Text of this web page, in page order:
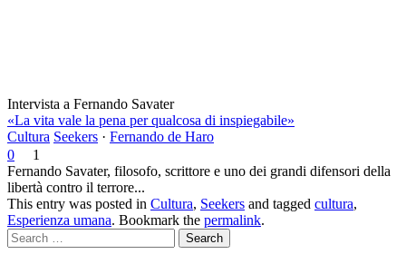
Intervista a Fernando Savater
«La vita vale la pena per qualcosa di inspiegabile»
Cultura Seekers · Fernando de Haro
0
1
Fernando Savater, filosofo, scrittore e uno dei grandi difensori della
libertà contro il terrore...
This entry was posted in Cultura, Seekers and tagged cultura,
Esperienza umana. Bookmark the permalink.
Search